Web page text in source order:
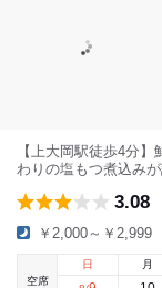
【上大岡駅徒歩4分
わりの塩もつ煮込みが
3.08
￥2,000～￥2,999
空席
日
月